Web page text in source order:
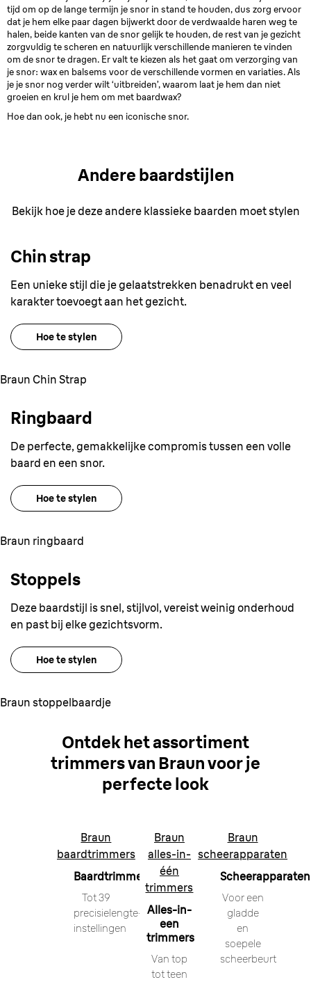
tijd om op de lange termijn je snor in stand te houden, dus zorg ervoor
dat je hem elke paar dagen bijwerkt door de verdwaalde haren weg te
halen, beide kanten van de snor gelijk te houden, de rest van je gezicht
zorgvuldig te scheren en natuurlijk verschillende manieren te vinden
om de snor te dragen. Er valt te kiezen als het gaat om verzorging van
je snor: wax en balsems voor de verschillende vormen en variaties. Als
je je snor nog verder wilt ‘uitbreiden’, waarom laat je hem dan niet
groeien en krul je hem om met baardwax?
Hoe dan ook, je hebt nu een iconische snor.
Andere baardstijlen
Bekijk hoe je deze andere klassieke baarden moet stylen
Chin strap
Een unieke stijl die je gelaatstrekken benadrukt en veel
karakter toevoegt aan het gezicht.
Hoe te stylen
Braun Chin Strap
Ringbaard
De perfecte, gemakkelijke compromis tussen een volle
baard en een snor.
Hoe te stylen
Braun ringbaard
Stoppels
Deze baardstijl is snel, stijlvol, vereist weinig onderhoud
en past bij elke gezichtsvorm.
Hoe te stylen
Braun stoppelbaardje
Ontdek het assortiment
trimmers van Braun voor je
perfecte look
Braun
baardtrimmers
Baardtrimmers
Tot 39
precisielengte-
instellingen
Braun
alles-in-
één
trimmers
Alles-in-
een
trimmers
Van top
tot teen
Braun
scheerapparaten
Scheerapparaten
Voor een
gladde
en
soepele
scheerbeurt